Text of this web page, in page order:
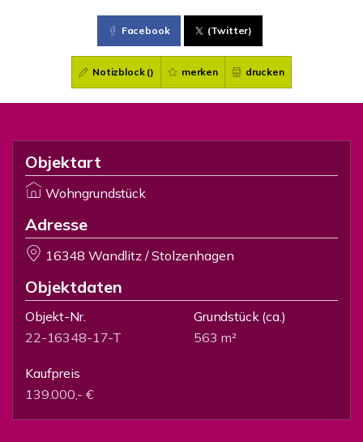
Facebook (Twitter)
Notizblock () merken drucken
Objektart
Wohngrundstück
Adresse
16348 Wandlitz / Stolzenhagen
Objektdaten
Objekt-Nr.
22-16348-17-T
Grundstück(ca.)
563 m²
Kaufpreis
139.000,- €